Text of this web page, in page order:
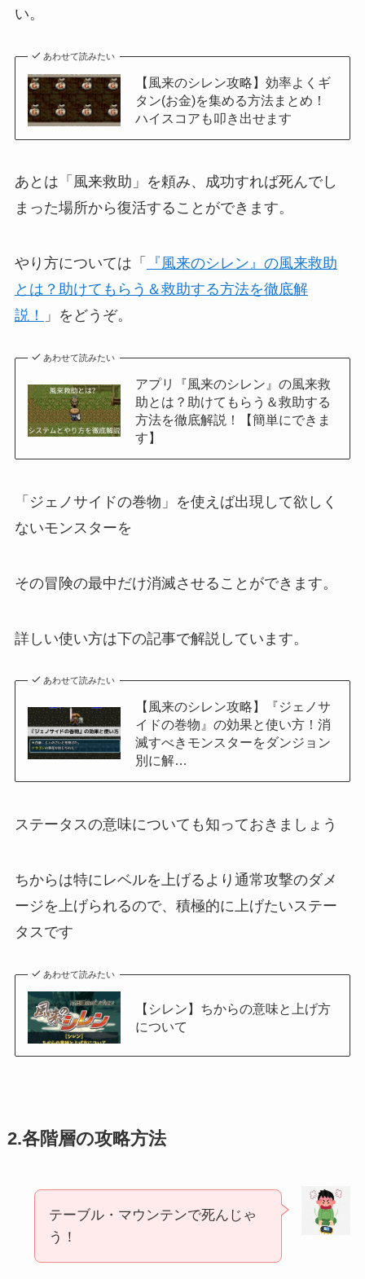
い。
あわせて読みたい
【風来のシレン攻略】効率よくギ
タン(お金)を集める方法まとめ！
ハイスコアも叩き出せます
あとは「風来救助」を頼み、成功すれば死んでし
まった場所から復活することができます。
やり方については「
『風来のシレン』の風来救助
とは？助けてもらう＆救助する方法を徹底解
説！
」をどうぞ。
あわせて読みたい
アプリ『風来のシレン』の風来救
助とは？助けてもらう＆救助する
方法を徹底解説！【簡単にできま
す】
「ジェノサイドの巻物」を使えば出現して欲しく
ないモンスターを
その冒険の最中だけ消滅させることができます。
詳しい使い方は下の記事で解説しています。
あわせて読みたい
【風来のシレン攻略】『ジェノサ
イドの巻物』の効果と使い方！消
滅すべきモンスターをダンジョン
別に解…
ステータスの意味についても知っておきましょう
ちからは特にレベルを上げるより通常攻撃のダメ
ージを上げられるので、積極的に上げたいステー
タスです
あわせて読みたい
【シレン】ちからの意味と上げ方
について
2.各階層の攻略方法
テーブル・マウンテンで死んじゃ
う！